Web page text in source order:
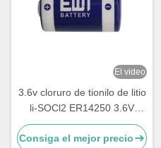
El video
3.6v cloruro de tionilo de litio
li-SOCl2 ER14250 3.6V
1200mAh 1/2AA TL-4902,
TLL-5902, LS14250, XL-
Consiga el mejor precio